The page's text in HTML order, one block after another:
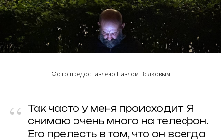
Фото предоставлено Павлом Волковым
“
Так часто у меня происходит. Я
снимаю очень много на телефон.
Его прелесть в том, что он всегда